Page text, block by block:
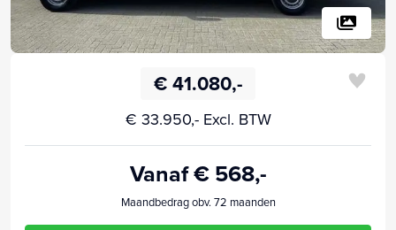
€ 41.080,-
€ 33.950,- Excl. BTW
Vanaf € 568,-
Maandbedrag obv. 72 maanden